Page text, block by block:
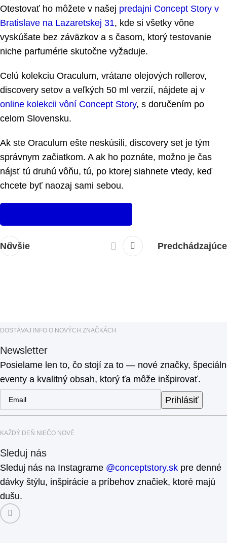
Otestovať ho môžete v našej predajni Concept Story v
Bratislave na Lazaretskej 31, kde si všetky vône
vyskúšate bez záväzkov a s časom, ktorý testovanie
niche parfumérie skutočne vyžaduje.
Celú kolekciu Oraculum, vrátane olejových rollerov,
discovery setov a veľkých 50 ml verzií, nájdete aj v
online kolekcii vôní Concept Story, s doručením po
celom Slovensku.
Ak ste Oraculum ešte neskúsili, discovery set je tým
správnym začiatkom. A ak ho poznáte, možno je čas
nájsť tú druhú vôňu, tú, po ktorej siahnete vtedy, keď
chcete byť naozaj sami sebou.
Novšie Predchádzajúce
DOSTÁVAJ INFO O NOVÝCH ZNAČKÁCH
Newsletter
Posielame len to, čo stojí za to — nové značky,
eventy a kvalitný obsah, ktorý ťa môže inšpirovať.
Prihlásiť
KAŽDÝ DEŇ NIEČO NOVÉ
Sleduj nás
Sleduj nás na Instagrame @conceptstory.sk pre denné
dávky štýlu, inšpirácie a príbehov značiek, ktoré majú
dušu.